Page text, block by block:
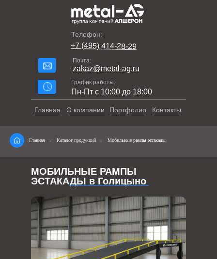
Телефон:
+7 (495) 414-28-29
Почта:
zakaz@metal-ag.ru
График работы:
Пн-Пт с 10:00 до 18:00
Контакты
Портфолио
О компании
Главная
Главная → Каталог продукций → Мобильные рампы эстакады
МОБИЛЬНЫЕ РАМПЫ
ЭСТАКАДЫ в Голицыно